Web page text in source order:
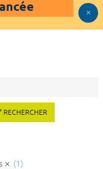
RECHERCHER
(1)